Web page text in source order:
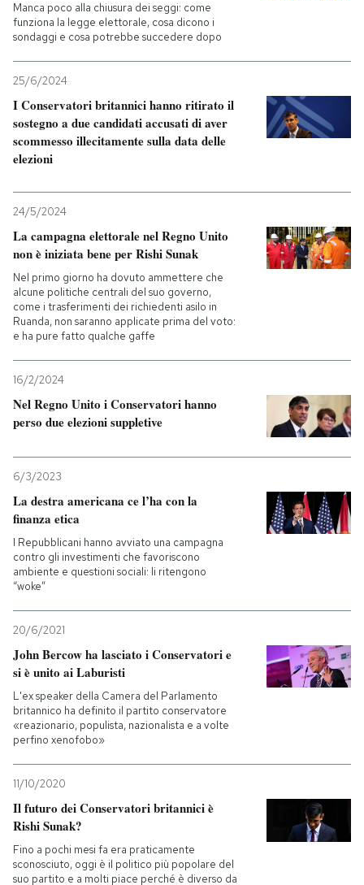
Manca poco alla chiusura dei seggi: come
funziona la legge elettorale, cosa dicono i
sondaggi e cosa potrebbe succedere dopo
25/6/2024
I Conservatori britannici hanno ritirato il
sostegno a due candidati accusati di aver
scommesso illecitamente sulla data delle
elezioni
24/5/2024
La campagna elettorale nel Regno Unito
non è iniziata bene per Rishi Sunak
Nel primo giorno ha dovuto ammettere che
alcune politiche centrali del suo governo,
come i trasferimenti dei richiedenti asilo in
Ruanda, non saranno applicate prima del voto:
e ha pure fatto qualche gaffe
16/2/2024
Nel Regno Unito i Conservatori hanno
perso due elezioni suppletive
6/3/2023
La destra americana ce l’ha con la
finanza etica
I Repubblicani hanno avviato una campagna
contro gli investimenti che favoriscono
ambiente e questioni sociali: li ritengono
“woke”
20/6/2021
John Bercow ha lasciato i Conservatori e
si è unito ai Laburisti
L'ex speaker della Camera del Parlamento
britannico ha definito il partito conservatore
«reazionario, populista, nazionalista e a volte
perfino xenofobo»
11/10/2020
Il futuro dei Conservatori britannici è
Rishi Sunak?
Fino a pochi mesi fa era praticamente
sconosciuto, oggi è il politico più popolare del
suo partito e a molti piace perché è diverso da